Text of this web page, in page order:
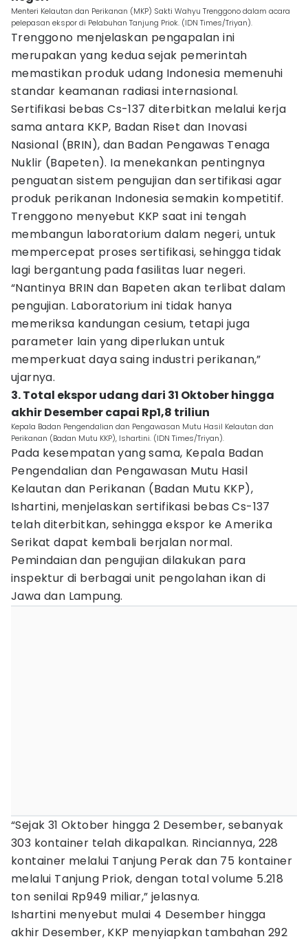
Menteri Kelautan dan Perikanan (MKP) Sakti Wahyu Trenggono dalam acara
pelepasan ekspor di Pelabuhan Tanjung Priok. (IDN Times/Triyan).
Trenggono menjelaskan pengapalan ini
merupakan yang kedua sejak pemerintah
memastikan produk udang Indonesia memenuhi
standar keamanan radiasi internasional.
Sertifikasi bebas Cs-137 diterbitkan melalui kerja
sama antara KKP, Badan Riset dan Inovasi
Nasional (BRIN), dan Badan Pengawas Tenaga
Nuklir (Bapeten). Ia menekankan pentingnya
penguatan sistem pengujian dan sertifikasi agar
produk perikanan Indonesia semakin kompetitif.
Trenggono menyebut KKP saat ini tengah
membangun laboratorium dalam negeri, untuk
mempercepat proses sertifikasi, sehingga tidak
lagi bergantung pada fasilitas luar negeri.
“Nantinya BRIN dan Bapeten akan terlibat dalam
pengujian. Laboratorium ini tidak hanya
memeriksa kandungan cesium, tetapi juga
parameter lain yang diperlukan untuk
memperkuat daya saing industri perikanan,”
ujarnya.
3. Total ekspor udang dari 31 Oktober hingga
akhir Desember capai Rp1,8 triliun
Kepala Badan Pengendalian dan Pengawasan Mutu Hasil Kelautan dan
Perikanan (Badan Mutu KKP), Ishartini. (IDN Times/Triyan).
Pada kesempatan yang sama, Kepala Badan
Pengendalian dan Pengawasan Mutu Hasil
Kelautan dan Perikanan (Badan Mutu KKP),
Ishartini, menjelaskan sertifikasi bebas Cs-137
telah diterbitkan, sehingga ekspor ke Amerika
Serikat dapat kembali berjalan normal.
Pemindaian dan pengujian dilakukan para
inspektur di berbagai unit pengolahan ikan di
Jawa dan Lampung.
“Sejak 31 Oktober hingga 2 Desember, sebanyak
303 kontainer telah dikapalkan. Rinciannya, 228
kontainer melalui Tanjung Perak dan 75 kontainer
melalui Tanjung Priok, dengan total volume 5.218
ton senilai Rp949 miliar,” jelasnya.
Ishartini menyebut mulai 4 Desember hingga
akhir Desember, KKP menyiapkan tambahan 292